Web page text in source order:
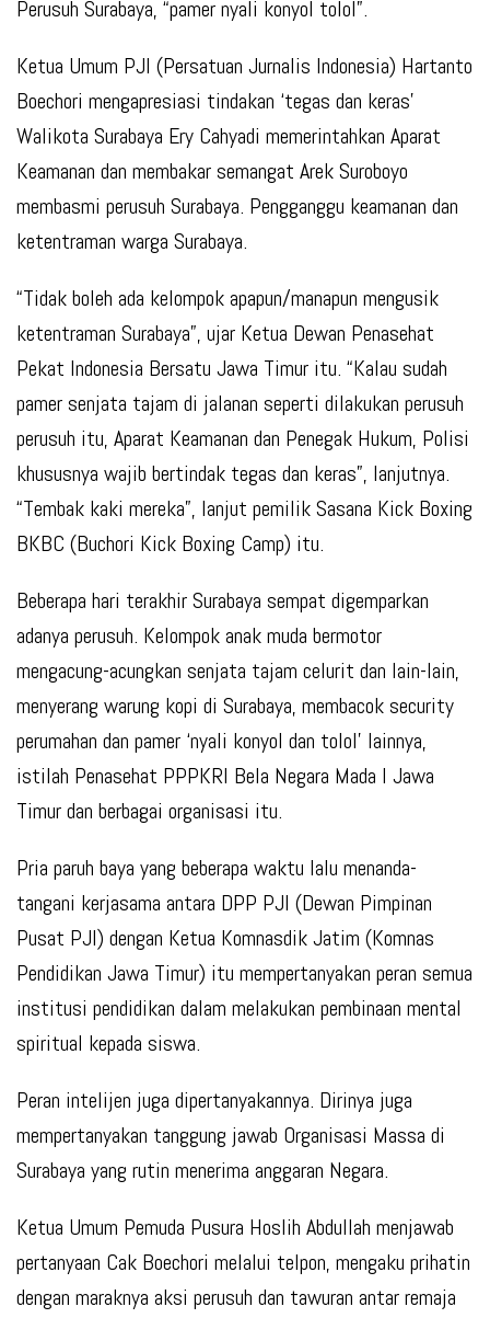
Perusuh Surabaya, “pamer nyali konyol tolol”.
Ketua Umum PJI (Persatuan Jurnalis Indonesia) Hartanto
Boechori mengapresiasi tindakan ‘tegas dan keras’
Walikota Surabaya Ery Cahyadi memerintahkan Aparat
Keamanan dan membakar semangat Arek Suroboyo
membasmi perusuh Surabaya. Pengganggu keamanan dan
ketentraman warga Surabaya.
“Tidak boleh ada kelompok apapun/manapun mengusik
ketentraman Surabaya”, ujar Ketua Dewan Penasehat
Pekat Indonesia Bersatu Jawa Timur itu. “Kalau sudah
pamer senjata tajam di jalanan seperti dilakukan perusuh
perusuh itu, Aparat Keamanan dan Penegak Hukum, Polisi
khususnya wajib bertindak tegas dan keras”, lanjutnya.
“Tembak kaki mereka”, lanjut pemilik Sasana Kick Boxing
BKBC (Buchori Kick Boxing Camp) itu.
Beberapa hari terakhir Surabaya sempat digemparkan
adanya perusuh. Kelompok anak muda bermotor
mengacung-acungkan senjata tajam celurit dan lain-lain,
menyerang warung kopi di Surabaya, membacok security
perumahan dan pamer ‘nyali konyol dan tolol’ lainnya,
istilah Penasehat PPPKRI Bela Negara Mada I Jawa
Timur dan berbagai organisasi itu.
Pria paruh baya yang beberapa waktu lalu menanda-
tangani kerjasama antara DPP PJI (Dewan Pimpinan
Pusat PJI) dengan Ketua Komnasdik Jatim (Komnas
Pendidikan Jawa Timur) itu mempertanyakan peran semua
institusi pendidikan dalam melakukan pembinaan mental
spiritual kepada siswa.
Peran intelijen juga dipertanyakannya. Dirinya juga
mempertanyakan tanggung jawab Organisasi Massa di
Surabaya yang rutin menerima anggaran Negara.
Ketua Umum Pemuda Pusura Hoslih Abdullah menjawab
pertanyaan Cak Boechori melalui telpon, mengaku prihatin
dengan maraknya aksi perusuh dan tawuran antar remaja